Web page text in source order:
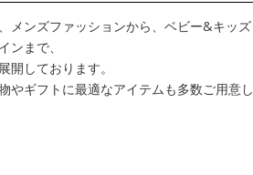
メンズファッションから、ベビー&キッズ
ンまで、
しております。
やギフトに最適なアイテムも多数ご用意し